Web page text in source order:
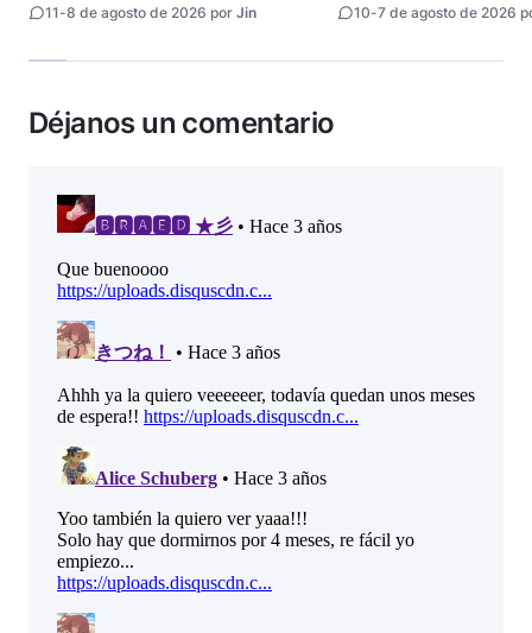
11-8 de agosto de 2026 por Jin 10-7 de agosto de 2026
Déjanos un comentario